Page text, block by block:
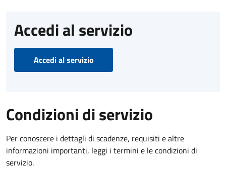
Accedi al servizio
Accedi al servizio
Condizioni di servizio
Per conoscere i dettagli di scadenze, requisiti e altre
informazioni importanti, leggi i termini e le condizioni di
servizio.